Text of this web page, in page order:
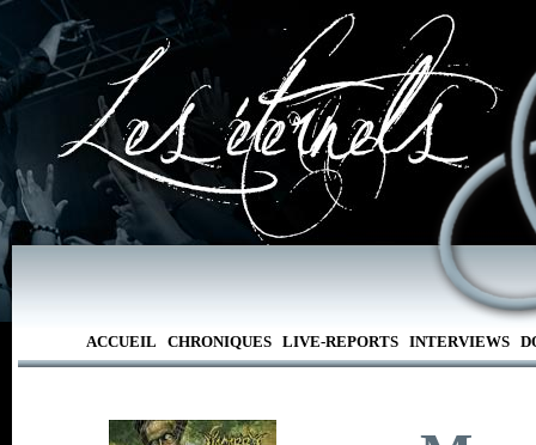
ACCUEIL CHRONIQUES LIVE-REPORTS INTERVIEWS